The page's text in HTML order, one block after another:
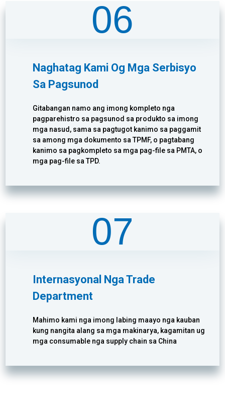
06
Naghatag Kami Og Mga Serbisyo
Sa Pagsunod
Gitabangan namo ang imong kompleto nga
pagparehistro sa pagsunod sa produkto sa imong
mga nasud, sama sa pagtugot kanimo sa paggamit
sa among mga dokumento sa TPMF, o pagtabang
kanimo sa pagkompleto sa mga pag-file sa PMTA, o
mga pag-file sa TPD.
07
Internasyonal Nga Trade
Department
Mahimo kami nga imong labing maayo nga kauban
kung nangita alang sa mga makinarya, kagamitan ug
mga consumable nga supply chain sa China